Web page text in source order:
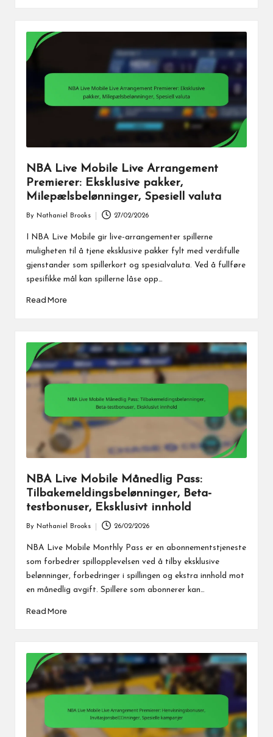
NBA Live Mobile Live Arrangement
Premierer: Eksklusive pakker,
Milepælsbelønninger, Spesiell valuta
by
By Nathaniel Brooks 27/02/2026
I NBA Live Mobile gir live-arrangementer spillerne
muligheten til å tjene eksklusive pakker fylt med verdifulle
gjenstander som spillerkort og spesialvaluta. Ved å fullføre
spesifikke mål kan spillerne låse opp…
Read More
NBA Live Mobile Månedlig Pass:
Tilbakemeldingsbelønninger, Beta-
testbonuser, Eksklusivt innhold
by
By Nathaniel Brooks 26/02/2026
NBA Live Mobile Monthly Pass er en abonnementstjeneste
som forbedrer spillopplevelsen ved å tilby eksklusive
belønninger, forbedringer i spillingen og ekstra innhold mot
en månedlig avgift. Spillere som abonnerer kan…
Read More